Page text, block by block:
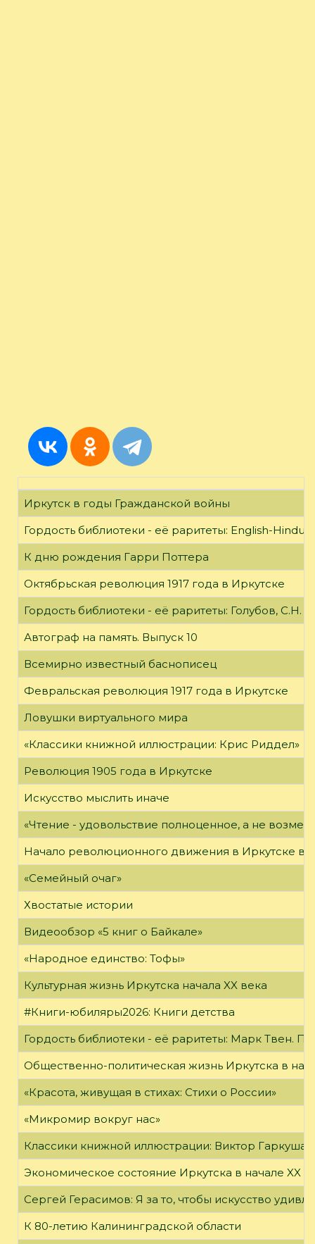
Иркутск в годы Гражданской войны
Гордость библиотеки - её раритеты: English-
К дню рождения Гарри Поттера
Октябрьская революция 1917 года в Иркутске
Гордость библиотеки - её раритеты: Голубов, С.Н.
Автограф на память. Выпуск 10
Всемирно известный баснописец
Февральская революция 1917 года в Иркутске
Ловушки виртуального мира
«Классики книжной иллюстрации: Крис Риддел»
Революция 1905 года в Иркутске
Искусство мыслить иначе
«Чтение - удовольствие полноценное, а не
Начало революционного движения в Иркутске в
«Семейный очаг»
Хвостатые истории
Видеообзор «5 книг о Байкале»
«Народное единство: Тофы»
Культурная жизнь Иркутска начала XX века
#Книги-юбиляры2026: Книги детства
Гордость библиотеки - её раритеты: Марк Твен.
Общественно-политическая жизнь Иркутска в
«Красота, живущая в стихах: Стихи о России»
«Микромир вокруг нас»
Классики книжной иллюстрации: Виктор Гаркуша
Экономическое состояние Иркутска в начале XX
Сергей Герасимов: Я за то, чтобы искусство
К 80-летию Калининградской области